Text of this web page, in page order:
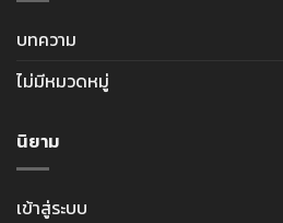
บทความ
ไม่มีหมวดหมู่
นิยาม
เข้าสู่ระบบ